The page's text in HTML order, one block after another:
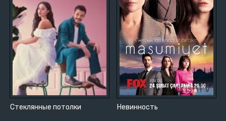
Стеклянные потолки Невинность